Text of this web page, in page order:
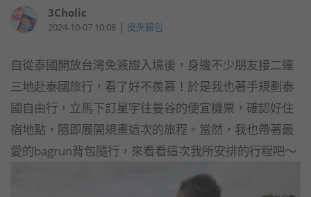
3Cholic
2024-10-07 10:08 | 皮夾箱包
自從泰國開放台灣免簽證入境後，身邊不少朋友接二連
三地赴泰國旅行，看了好不羨慕！於是我也著手規劃泰
國自由行，立馬下訂星宇往曼谷的便宜機票，確認好住
宿地點，隨即展開規畫這次的旅程。當然，我也帶著最
愛的bagrun背包隨行，來看看這次我所安排的行程吧～